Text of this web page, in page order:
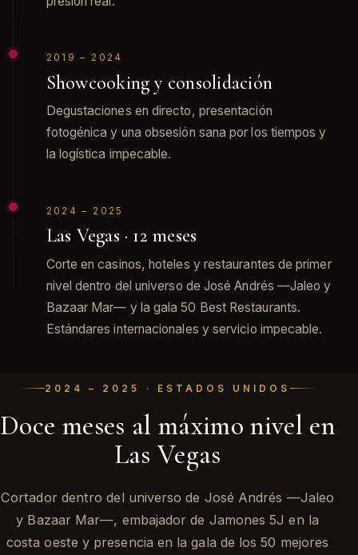
2019 – 2024
Showcooking y consolidación
Degustaciones en directo, presentación
fotogénica y una obsesión sana por los tiempos y
la logística impecable.
2024 – 2025
Las Vegas · 12 meses
Corte en casinos, hoteles y restaurantes de primer
nivel dentro del universo de José Andrés —Jaleo y
Bazaar Mar— y la gala 50 Best Restaurants.
Estándares internacionales y servicio impecable.
2024 – 2025 · ESTADOS UNIDOS
Doce meses al máximo nivel en
Las Vegas
Cortador dentro del universo de José Andrés —Jaleo
y Bazaar Mar—, embajador de Jamones 5J en la
costa oeste y presencia en la gala de los 50 mejores